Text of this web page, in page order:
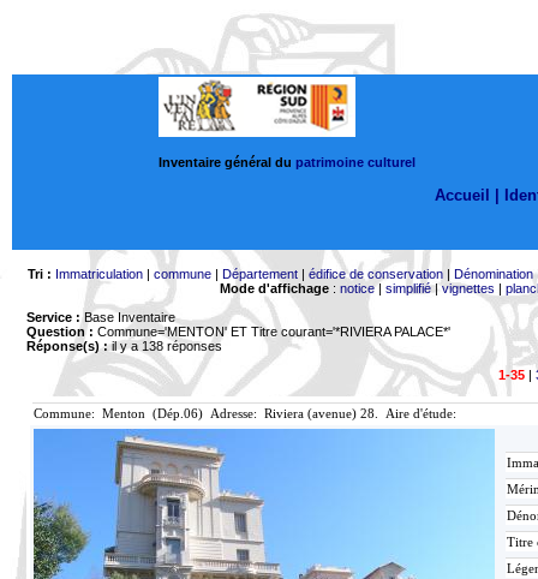
Inventaire général du patrimoine culturel
Accueil |
Tri : Immatriculation| commune| Département| édifice de conservation| Dénomination
Mode d'affichage: notice| simplifié|vignettes |
Service : Base Inventaire
Question : Commune='MENTON' ET Titre courant='*RIVIERA PALACE*'
Réponse(s) :il y a 138 réponses
1-35|
Commune: Menton (Dép.06) Adresse: Riviera (avenue) 28. Aire d'étude:
Titre